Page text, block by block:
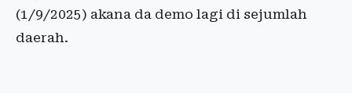
(1/9/2025) akana da demo lagi di sejumlah
daerah.